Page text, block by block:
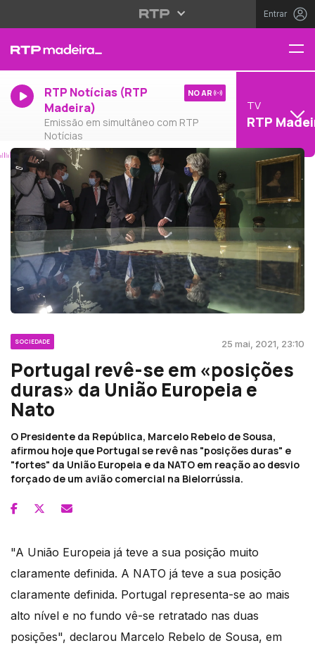
Entrar
RTP Notícias (RTP
Madeira)
Emissão em simultâneo com RTP
Notícias
NO AR
TV
RTP
SOCIEDADE 25 mai, 2021, 23:10
Portugal revê-se em «posições
duras» da União Europeia e
Nato
O Presidente da República, Marcelo Rebelo de Sousa,
afirmou hoje que Portugal se revê nas "posições duras" e
"fortes" da União Europeia e da NATO em reação ao desvio
forçado de um avião comercial na Bielorrússia.
"A União Europeia já teve a sua posição muito
claramente definida. A NATO já teve a sua posição
claramente definida. Portugal representa-se ao mais
alto nível e no fundo vê-se retratado nas duas
posições", declarou Marcelo Rebelo de Sousa, em